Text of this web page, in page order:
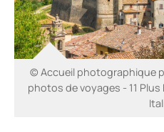
© Accueil photographique
photos de voyages - 11 Plus